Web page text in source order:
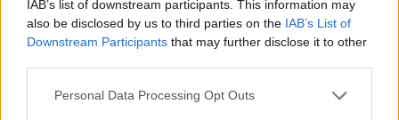
IAB’s list of downstream participants. This information may
also be disclosed by us to third parties on the IAB’s List of
Downstream Participants that may further disclose it to other
Personal Data Processing Opt Outs
AVG Poletni bolšji sejem
8 18:00